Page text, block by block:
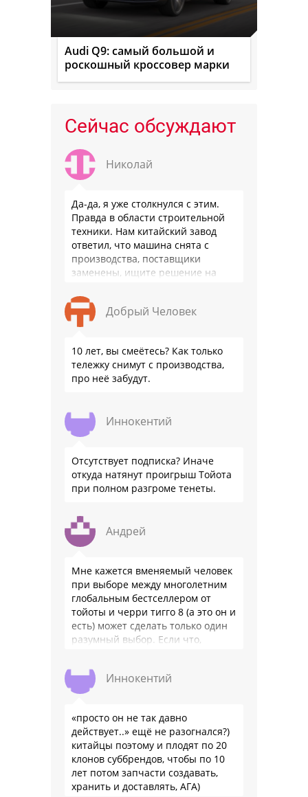
Audi Q9: самый большой и
роскошный кроссовер марки
Сейчас обсуждают
Николай
Да-да, я уже столкнулся с этим.
Правда в области строительной
техники. Нам китайский завод
ответил, что машина снята с
производства, поставщики
заменены, ищите решение на
официальном бланке …
Добрый Человек
10 лет, вы смеётесь? Как только
тележку снимут с производства,
про неё забудут.
Иннокентий
Отсутствует подписка? Иначе
откуда натянут проигрыш Тойота
при полном разгроме тенеты.
Андрей
Мне кажется вменяемый человек
при выборе между многолетним
глобальным бестселлером от
тойоты и черри тигго 8 (а это он и
есть) может сделать только один
разумный выбор. Если что,
Иннокентий
«просто он не так давно
действует..» ещё не разогнался?)
китайцы поэтому и плодят по 20
клонов суббрендов, чтобы по 10
лет потом запчасти создавать,
хранить и доставлять, АГА)